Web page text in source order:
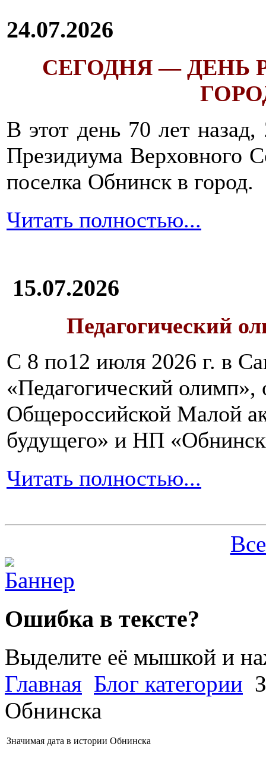
24.07.2026
СЕГОДНЯ — ДЕНЬ
В этот день 70 лет
Президиума Верховного
поселка Обнинск в город.
Читать полностью...
15.07.2026
Педагогический
С 8 по12 июля 2026 г. в
«Педагогический олимп»,
Общероссийской Малой
будущего» и НП
Читать полностью...
Ошибка в тексте?
Выделите её мышкой и
Главная Блог категории
Обнинска
Значимая дата в истории Обнинска